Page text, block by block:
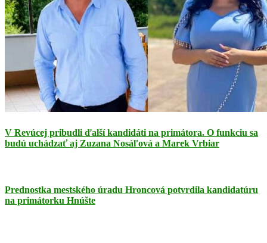
V Revúcej pribudli ďalší kandidáti na primátora. O funkciu sa
budú uchádzať aj Zuzana Nosáľová a Marek Vrbiar
Prednostka mestského úradu Hroncová potvrdila kandidatúru
na primátorku Hnúšte